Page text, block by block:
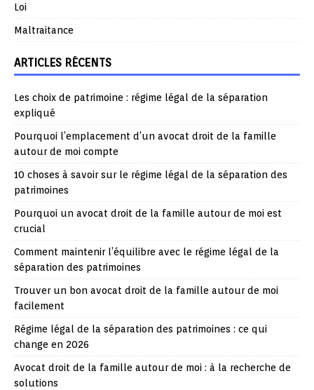
Loi
Maltraitance
ARTICLES RÉCENTS
Les choix de patrimoine : régime légal de la séparation
expliqué
Pourquoi l’emplacement d’un avocat droit de la famille
autour de moi compte
10 choses à savoir sur le régime légal de la séparation des
patrimoines
Pourquoi un avocat droit de la famille autour de moi est
crucial
Comment maintenir l’équilibre avec le régime légal de la
séparation des patrimoines
Trouver un bon avocat droit de la famille autour de moi
facilement
Régime légal de la séparation des patrimoines : ce qui
change en 2026
Avocat droit de la famille autour de moi : à la recherche de
solutions